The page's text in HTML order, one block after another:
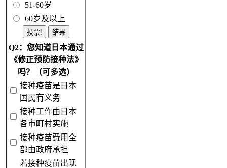
51-60岁
60岁及以上
Q2：您知道日本通过
《修正预防接种法》
吗？（可多选）
接种疫苗是日本
国民有义务
接种工作由日本
各市町村实施
接种疫苗费用全
部由政府承担
若接种疫苗出现